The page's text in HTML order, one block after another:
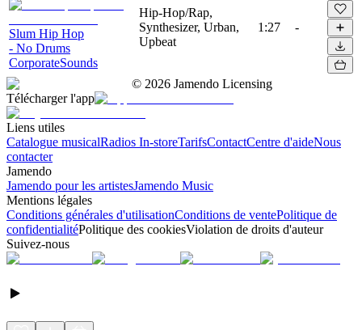
Slum Hip Hop
- No Drums
CorporateSounds
Hip-Hop/Rap,
Synthesizer, Urban,
Upbeat
1:27 -
© 2026 Jamendo Licensing
Télécharger l'app
Liens utiles
Catalogue musicalRadios In-storeTarifsContactCentre d'aideNous
contacter
Jamendo
Jamendo pour les artistesJamendo Music
Mentions légales
Conditions générales d'utilisationConditions de ventePolitique de
confidentialitéPolitique des cookiesViolation de droits d'auteur
Suivez-nous